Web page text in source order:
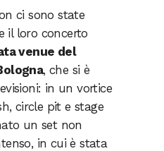
ci sono state
il loro concerto
venue del
, che si è
in un vortice
circle pit e stage
un set non
in cui è stata